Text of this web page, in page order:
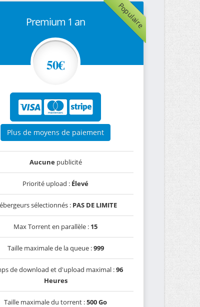
Populaire
Premium 1 an
50€
Plus de moyens de paiement
Aucunepublicité
Priorité upload : Élevé
sélectionnés : PAS DE LIMITE
Max Torrent en parallèle : 15
Taille maximale de la queue :999
de download et d'upload maximal :96
Heures
Taille maximale du torrent :500 Go